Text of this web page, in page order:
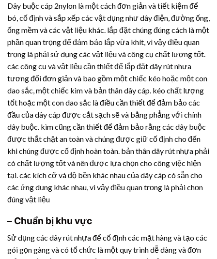
Dây buộc cáp 2nylon là một cách đơn giản và tiết kiệm để
bó, cố định và sắp xếp các vật dụng như dây điện, đường ống,
ống mềm và các vật liệu khác. lắp đặt chúng đúng cách là một
phần quan trọng để đảm bảo lắp vừa khít, vì vậy điều quan
trọng là phải sử dụng các vật liệu và công cụ chất lượng tốt.
các công cụ và vật liệu cần thiết để lắp đặtdây rút nhựa
tương đối đơn giản và bao gồm một chiếc kéo hoặc một con
dao sắc, một chiếc kìm và bản thân dây cáp. kéo chất lượng
tốt hoặc một con dao sắc là điều cần thiết để đảm bảo các
đầu của dây cáp được cắt sạch sẽ và bằng phẳng với chính
dây buộc. kìm cũng cần thiết để đảm bảo rằng các dây buộc
được thắt chặt an toàn và chúng được giữ cố định cho đến
khi chúng được cố định hoàn toàn. bản thândây rút nhựaphải
có chất lượng tốt và nên được lựa chọn cho công việc hiện
tại. các kích cỡ và độ bền khác nhau của dây cáp có sẵn cho
các ứng dụng khác nhau, vì vậy điều quan trọng là phải chọn
đúng vật liệu
– Chuẩn bị khu vực
Sử dụng các dây rút nhựađể cố định các mặt hàng và tạo các
gói gọn gàng và có tổ chức là một quy trình dễ dàng và đơn